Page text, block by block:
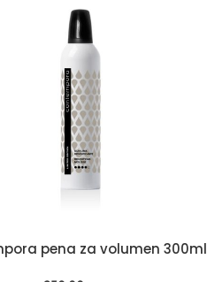
pena za volumen 300ml